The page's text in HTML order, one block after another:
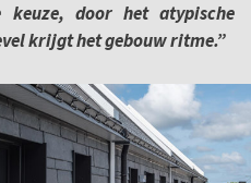
keuze, door het atypische
krijgt het gebouw ritme.”